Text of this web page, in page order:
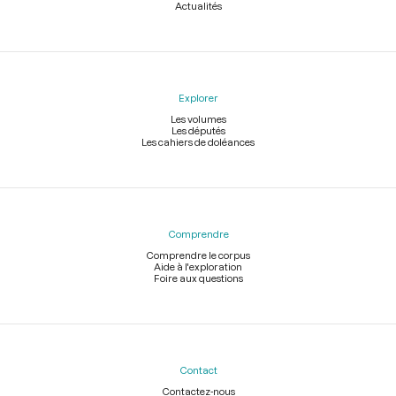
Actualités
Explorer
Les volumes
Les députés
Les cahiers de doléances
Comprendre
Comprendre le corpus
Aide à l'exploration
Foire aux questions
Contact
Contactez-nous